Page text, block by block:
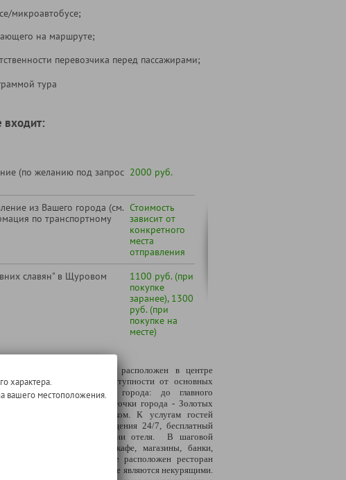
микроавтобусе;
на маршруте;
перевозчика перед пассажирами;
тура
входит:
(по желанию под запрос 2000 руб.
из Вашего города (см.
по транспортному
Стоимость
зависит от
конкретного
места
отправления
славян" в Щуровом
1100 руб. (при
покупке
заранее), 1300
руб. (при
покупке на
месте)
удобно расположен в центре
Владимира, в пешей доступности от основных
достопримечательностей города: до главного
памятника, визитной карточки города - Золотых
ворот, 7-10 минут пешком. К услугам гостей
служба приема и размещения 24/7, бесплатный
Wi-Fi на всей территории отеля. В шаговой
доступности находятся кафе, магазины, банки,
аптеки. На первом этаже расположен ресторан
«Заря». Все номера в отеле являются некурящими.
характера.
вашего местоположения.